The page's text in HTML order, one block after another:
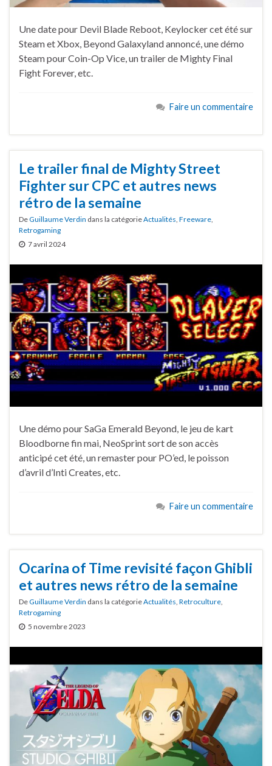
Une date pour Devil Blade Reboot, Keylocker cet été sur
Steam et Xbox, Beyond Galaxyland annoncé, une démo
Steam pour Coin-Op Vice, un trailer de Mighty Final
Fight Forever, etc.
Faire un commentaire
Le trailer final de Mighty Street
Fighter sur CPC et autres news
rétro de la semaine
DeGuillaume Verdin dans la catégorieActualités Freeware
Retrogaming
7 avril 2024
Une démo pour SaGa Emerald Beyond, le jeu de kart
Bloodborne fin mai, NeoSprint sort de son accès
anticipé cet été, un remaster pour PO’ed, le poisson
d’avril d’Inti Creates, etc.
Faire un commentaire
Ocarina of Time revisité façon Ghibli
et autres news rétro de la semaine
DeGuillaume Verdin dans la catégorieActualités Retroculture
Retrogaming
5 novembre 2023